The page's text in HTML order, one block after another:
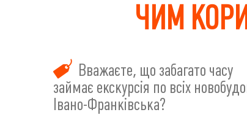
ЧИМ
Вважаєте, що забагато часу
займає екскурсія по всіх
Івано-Франківська?